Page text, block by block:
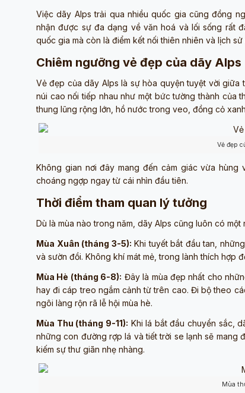
Việc dãy Alps trải qua nhiều quốc gia cũng đồng
nhận được sự đa dạng về văn hoá và lối sống rất
quốc gia mà còn là điểm kết nối thiên nhiên và lịch
Chiêm ngưỡng vẻ đẹp của dãy Alps
Vẻ đẹp của dãy Alps là sự hòa quyện tuyệt vời
núi cao nối tiếp nhau như một bức tường thành của
thung lũng rộng lớn, hồ nước trong veo, đồng cỏ
Vẻ đẹp
Không gian nơi đây mang đến cảm giác vừa
choáng ngợp ngay từ cái nhìn đầu tiên.
Thời điểm tham quan lý tưởng
Dù là mùa nào trong năm, dãy Alps cũng luôn có
Mùa Xuân (tháng 3-5): Khi tuyết bắt đầu tan,
và sườn đồi. Không khí mát mẻ, trong lành thích hợp
Mùa Hè (tháng 6-8): Đây là mùa đẹp nhất cho
hay đi cáp treo ngắm cảnh từ trên cao. Đi bộ theo
ngôi làng rộn rã lễ hội mùa hè.
Mùa Thu (tháng 9-11): Khi lá bắt đầu chuyển sắc,
những con đường rợp lá và tiết trời se lạnh sẽ mang
kiếm sự thư giãn nhẹ nhàng.
Mùa